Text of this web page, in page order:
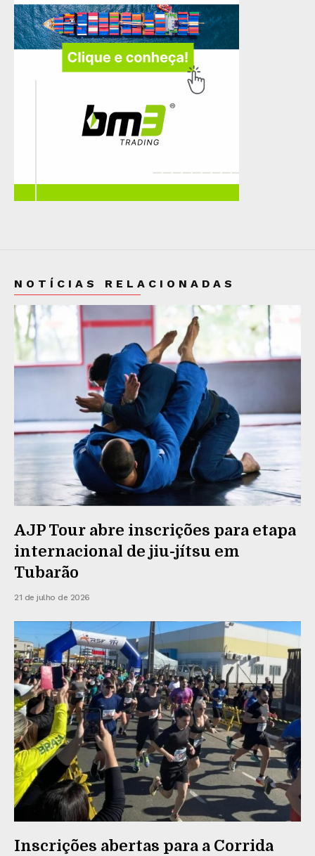
NOTÍCIAS RELACIONADAS
AJP Tour abre inscrições para etapa
internacional de jiu-jítsu em
Tubarão
21 de julho de 2026
Inscrições abertas para a Corrida